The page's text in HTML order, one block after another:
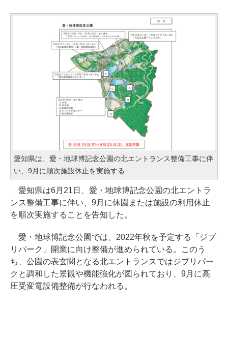
愛知県は、愛・地球博記念公園の北エントランス整備工事に伴
い、9月に順次施設休止を実施する
愛知県は6月21日、愛・地球博記念公園の北エントラ
ンス整備工事に伴い、9月に休園または施設の利用休止
を順次実施することを告知した。
愛・地球博記念公園では、2022年秋を予定する「ジブ
リパーク」開業に向け整備が進められている。このう
ち、公園の表玄関となる北エントランスではジブリパー
クと調和した景観や機能強化が図られており、9月に高
圧受変電設備整備が行なわれる。